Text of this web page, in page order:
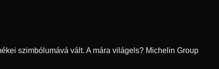
szimbólumává vált. A mára világels? Michelin Group